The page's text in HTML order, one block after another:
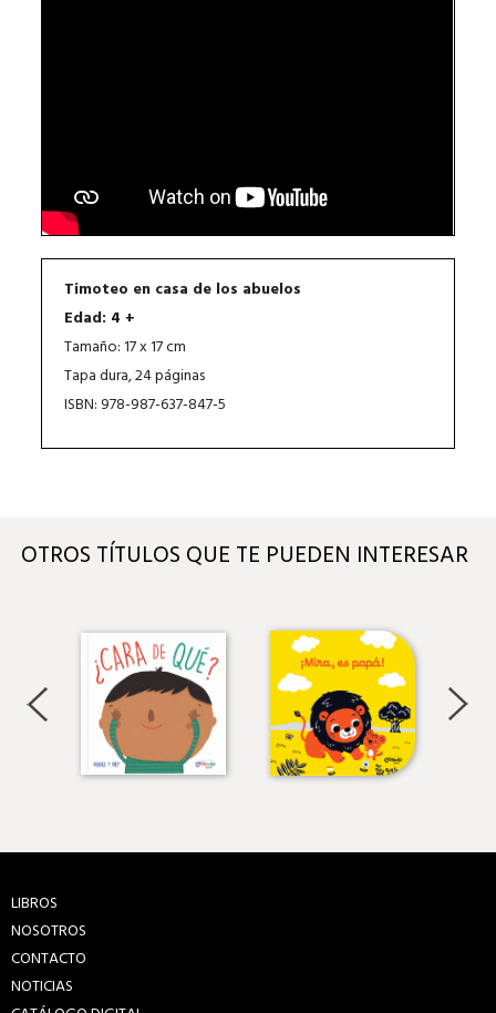
Timoteo en casa de los abuelos
Edad: 4 +
Tamaño: 17 x 17 cm
Tapa dura, 24 páginas
ISBN: 978-987-637-847-5
OTROS TÍTULOS QUE TE PUEDEN INTERESAR
LIBROS
NOSOTROS
CONTACTO
NOTICIAS